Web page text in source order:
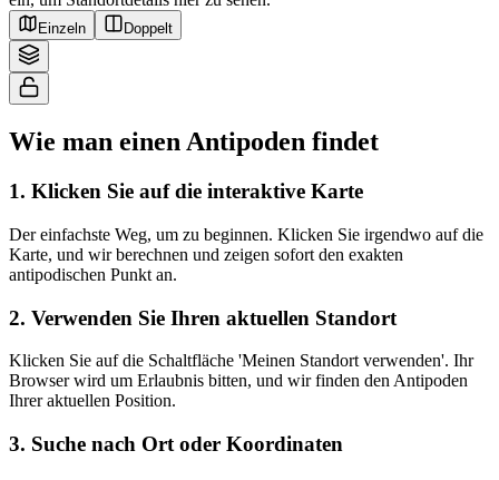
Einzeln Doppelt
Wie man einen Antipoden findet
1. Klicken Sie auf die interaktive Karte
Der einfachste Weg, um zu beginnen. Klicken Sie irgendwo auf die
Karte, und wir berechnen und zeigen sofort den exakten
antipodischen Punkt an.
2. Verwenden Sie Ihren aktuellen Standort
Klicken Sie auf die Schaltfläche 'Meinen Standort verwenden'. Ihr
Browser wird um Erlaubnis bitten, und wir finden den Antipoden
Ihrer aktuellen Position.
3. Suche nach Ort oder Koordinaten